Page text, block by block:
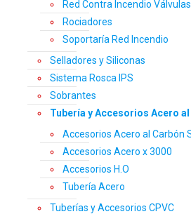
Red Contra Incendio Válvulas
Rociadores
Soportaría Red Incendio
Selladores y Siliconas
Sistema Rosca IPS
Sobrantes
Tubería y Accesorios Acero al
Accesorios Acero al Carbón
Accesorios Acero x 3000
Accesorios H.O
Tubería Acero
Tuberías y Accesorios CPVC